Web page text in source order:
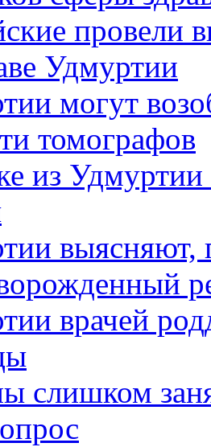
провели
Удмуртии
могут
томографов
из Удмуртии
выясняют,
врачей
слишком